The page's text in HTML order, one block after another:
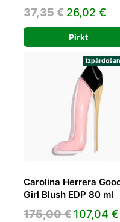
37,35€ Original
price
was:
37,35 €.
26,02 €
is:
Pirkt
Carolina Herrera
Girl Blush EDP 80 ml
175,00€ Original
107,04 €